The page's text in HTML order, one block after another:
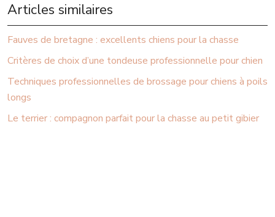
Articles similaires
Fauves de bretagne : excellents chiens pour la chasse
Critères de choix d’une tondeuse professionnelle pour chien
Techniques professionnelles de brossage pour chiens à poils
longs
Le terrier : compagnon parfait pour la chasse au petit gibier